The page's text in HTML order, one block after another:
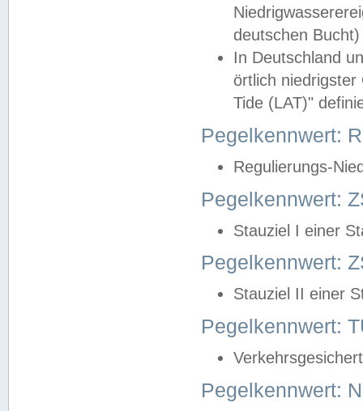
deutschen
In Deutschland
örtlich
Tide (LAT)"
Pegelkennwert:
Regulierungs-
Pegelkennwert:
Stauziel I einer
Pegelkennwert:
Stauziel II einer
Pegelkennwert:
Pegelkennwert: